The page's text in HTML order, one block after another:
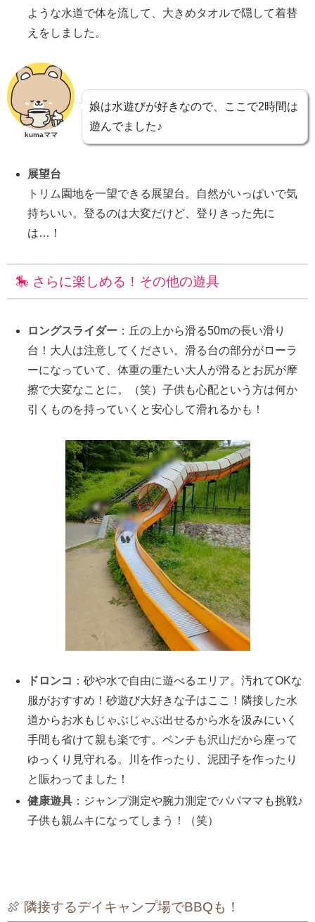
ような水道で体を流して、大きめタオルで隠して着替
えをしました。
kumaママ
娘は水遊びが好きなので、ここで2時間は
遊んでました♪
展望台
トリム園地を一望できる展望台。自然がいっぱいで気
持ちいい。登るのは大変だけど、登りきった先に
は…！
🎠 さらに楽しめる！その他の遊具
ロングスライダー ：丘の上から滑る50mの長い滑り
台！大人は注意してください。滑る台の部分がローラ
ーになっていて、体重の重たい大人が滑るとお尻が摩
擦で大変なことに。（笑）子供も心配という方は何か
引くものを持っていくと安心して滑れるかも！
ドロンコ ：砂や水で自由に遊べるエリア。汚れてOKな
服がおすすめ！砂遊び大好きな子はここ！隣接した水
道からお水もじゃぶじゃぶ出せるから水を汲みにいく
手間も省けて親も楽です。ベンチも沢山だから座って
ゆっくり見守れる。川を作ったり、泥団子を作ったり
と賑わってました！
健康遊具 ：ジャンプ測定や腕力測定でパパママも挑戦♪
子供も親ムキになってしまう！（笑）
🍖 隣接するデイキャンプ場でBBQも！